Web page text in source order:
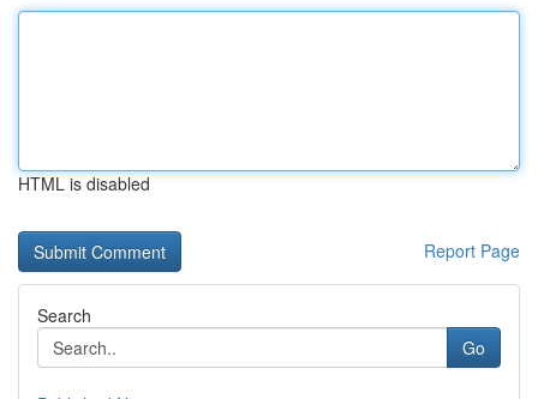
HTML is disabled
Report Page
Search
Go